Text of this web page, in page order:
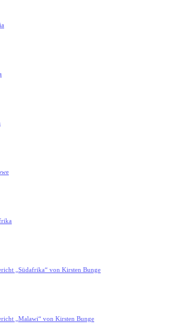
„Südafrika“ von Kirsten Bunge
„Malawi“ von Kirsten Bunge